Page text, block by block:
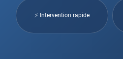
⚡ Intervention rapide